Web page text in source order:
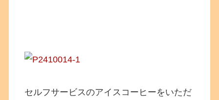
セルフサービスのアイスコーヒーをいただ